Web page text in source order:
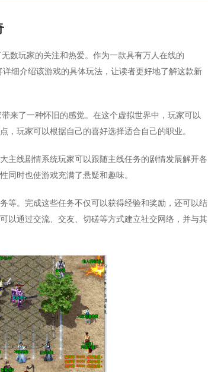
数玩家的关注和热爱。作为一款具有万人在线的
细介绍该游戏的具体玩法，让读者更好地了解这款新
来了一种怀旧的感觉。在这个虚拟世界中，玩家可以
玩家可以根据自己的喜好选择适合自己的职业。
主线剧情系统玩家可以跟随主线任务的剧情发展解开各
同时也使游戏充满了悬疑和趣味。
等。完成这些任务不仅可以获得经验和奖励，还可以结
以通过交流、交友、切磋等方式建立社交网络，并与其